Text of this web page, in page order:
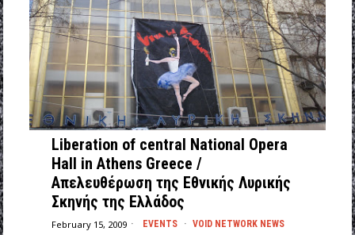
Liberation of central National Opera
Hall in Athens Greece /
Απελευθέρωση της Εθνικής Λυρικής
Σκηνής της Ελλάδος
February 15, 2009 EVENTS · VOID NETWORK NEWS